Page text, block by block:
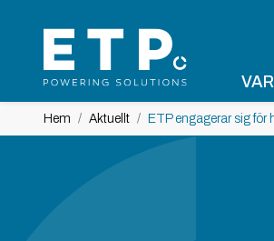
Hem Aktuellt ETP engagerar sig för